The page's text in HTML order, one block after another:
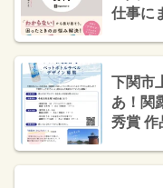
仕事に
下関市
あ！関
秀賞 作